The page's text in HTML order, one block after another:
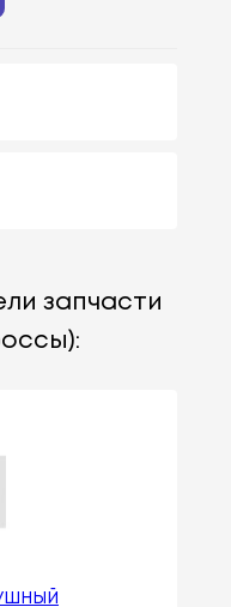
запчасти